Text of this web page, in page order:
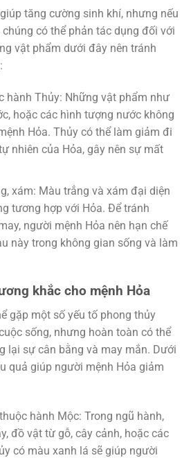
tăng cường sinh khí, nhưng nếu
có thể phản tác dụng đối với
vật phẩm dưới đây nên tránh
hành Thủy: Những vật phẩm như
hoặc các hình tượng nước không
Hỏa. Thủy có thể làm giảm đi
nhiên của Hỏa, gây nên sự mất
xám: Màu trắng và xám đại diện
tương hợp với Hỏa. Để tránh
người mệnh Hỏa nên hạn chế
này trong không gian sống và làm
khắc cho mệnh Hỏa
gặp một số yếu tố phong thủy
sống, nhưng hoàn toàn có thể
lại sự cân bằng và may mắn. Dưới
quả giúp người mệnh Hỏa giảm
hành Mộc: Trong ngũ hành,
đồ vật từ gỗ, cây cảnh, hoặc các
có màu xanh lá sẽ giúp người